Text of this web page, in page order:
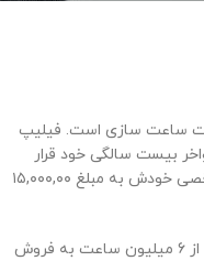
ساعت سازی است. فیلیپ
بیست سالگی خود قرار
داشت، در سال ۲۰۱۱ این برند را با هزینه‌ی شخصی خودش به مبلغ ۱۵,۰۰۰,۰۰
دنیل ولینگتون از زمان آغاز به کار خود بیش از 6 میلیون ساعت به فروش